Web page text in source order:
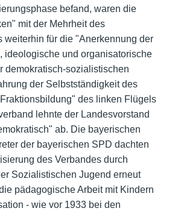
befand, waren die
mit der Mehrheit des
weiterhin für die "Anerkennung der
ideologische und organisatorische
demokratisch-sozialistischen
der Selbstständigkeit des
des linken Flügels
lehnte der Landesvorstand
ab. Die bayerischen
der bayerischen SPD dachten
des Verbandes durch
Sozialistischen Jugend erneut
pädagogische Arbeit mit Kindern
- wie vor 1933 bei den